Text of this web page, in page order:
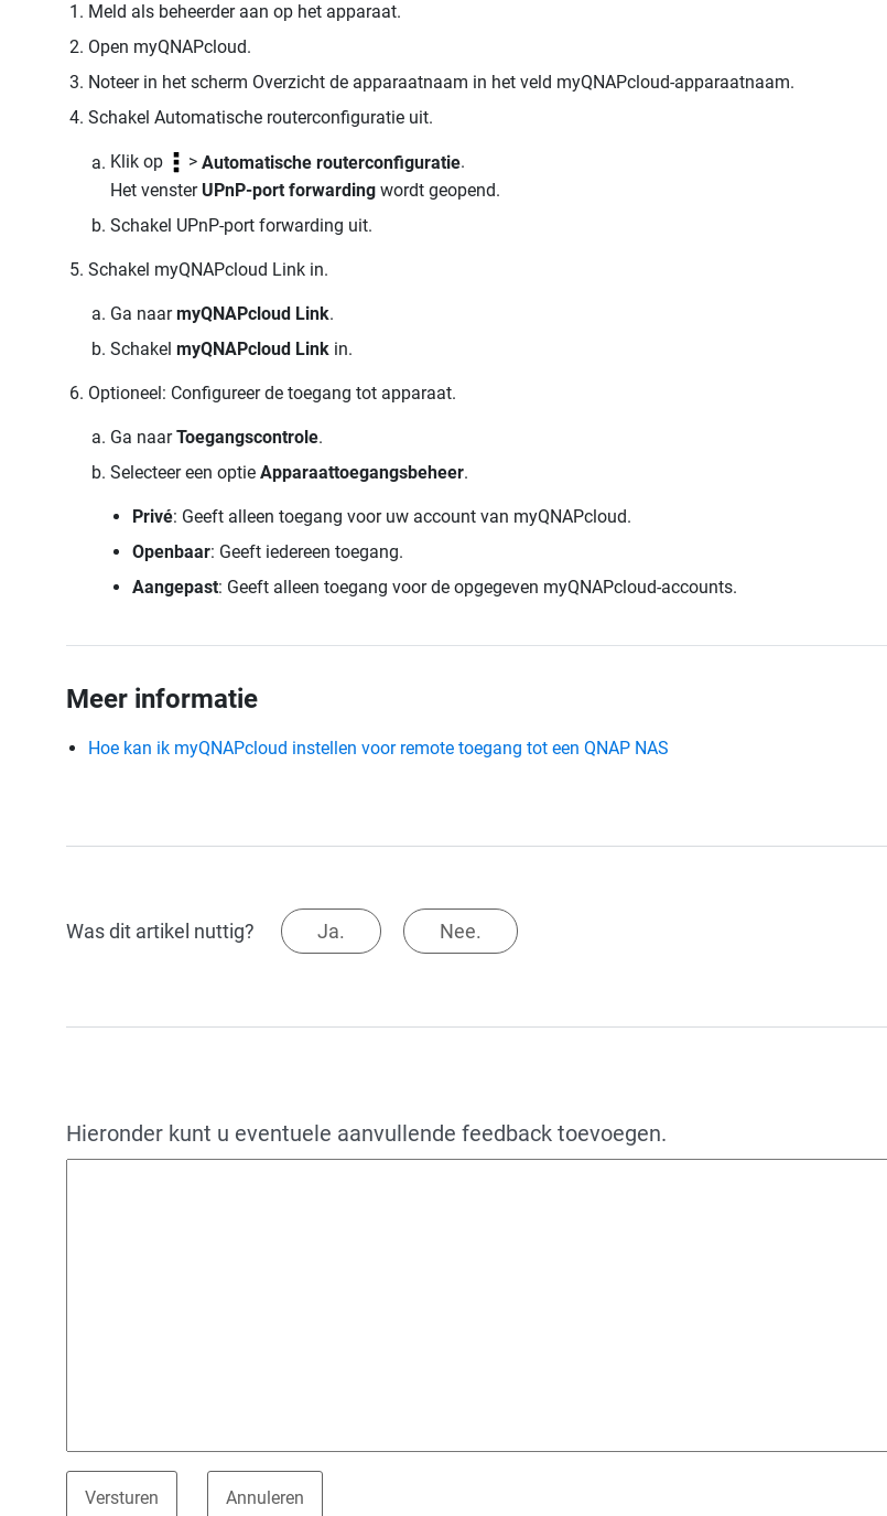
Meld als beheerder aan op het apparaat.
Open myQNAPcloud.
Noteer in het scherm Overzicht de apparaatnaam in het veld myQNAPcloud-apparaatnaam.
Schakel Automatische routerconfiguratie uit.
Klik op > Automatische routerconfiguratie.
Het venster UPnP-port forwarding wordt geopend.
Schakel UPnP-port forwarding uit.
Schakel myQNAPcloud Link in.
Ga naarmyQNAPcloud Link.
Schakel myQNAPcloud Link in.
Optioneel: Configureer de toegang tot apparaat.
Ga naarToegangscontrole.
Selecteer een optie Apparaattoegangsbeheer.
Privé: Geeft alleen toegang voor uw account van myQNAPcloud.
Openbaar: Geeft iedereen toegang.
Aangepast: Geeft alleen toegang voor de opgegeven myQNAPcloud-accounts.
Meer informatie
Hoe kan ik myQNAPcloud instellen voor remote toegang tot een QNAP NAS
Was dit artikel nuttig? Ja. Nee.
Hieronder kunt u eventuele aanvullende feedback toevoegen.